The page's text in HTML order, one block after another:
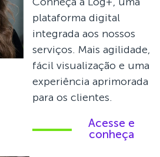
plataforma digital
integrada aos nossos
serviços. Mais agilidade,
fácil visualização e uma
experiência aprimorada
para os clientes.
Acesse e
conheça